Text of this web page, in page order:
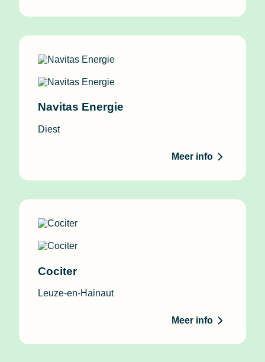
Navitas Energie
Diest
Meer info
Cociter
Leuze-en-Hainaut
Meer info